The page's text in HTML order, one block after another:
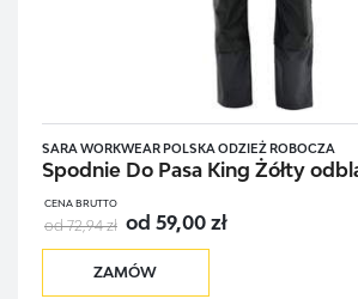
SARA WORKWEAR POLSKA ODZIEŻ ROBOCZA
Spodnie Do Pasa King Żółty
CENA BRUTTO
od 72,94 zł od 59,00 zł
ZAMÓW